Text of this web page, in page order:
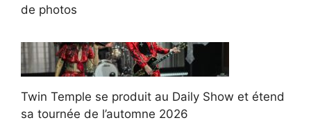
de photos
Twin Temple se produit au Daily Show et étend
sa tournée de l’automne 2026